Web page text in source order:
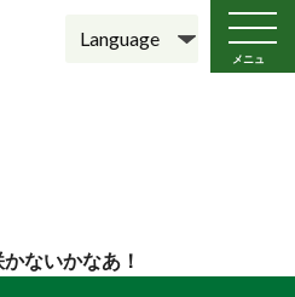
メニュ
ー
ないかなあ！